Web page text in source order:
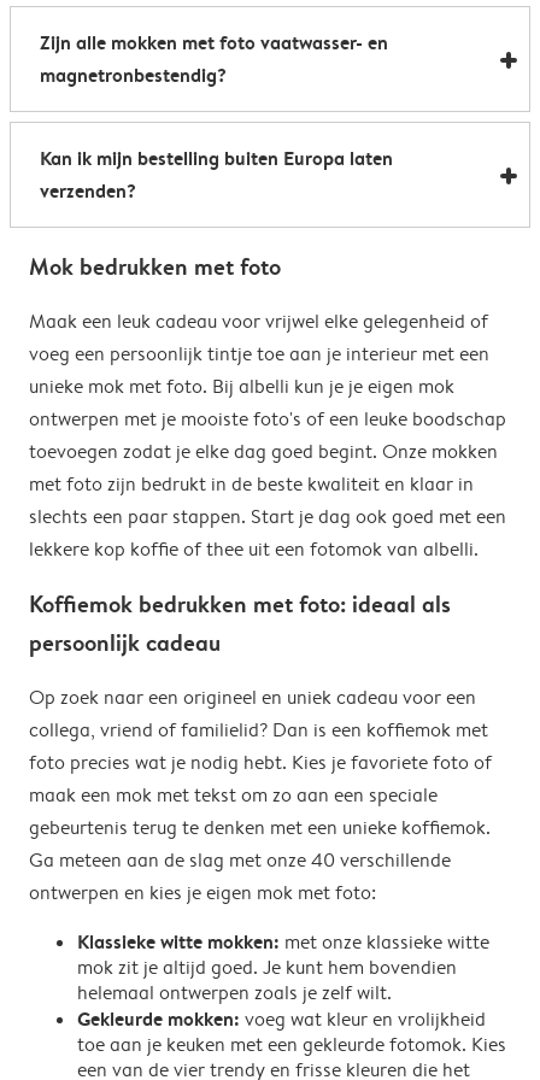
de kantine op het werk te voorzien van stijlvolle
koffiemokken met foto.
Al onze foto mokken hebben de afmetingen 8,2 x 9,5
cm. De inhoud bedraagt 285 ml.
Zijn alle mokken met foto vaatwasser- en
magnetronbestendig?
Bijna allemaal. Onze gepersonaliseerde foto mokken
kunnen zowel in de vaatwasser als in de magnetron.
Heel handig: je kunt er dus uit drinken, je drank
opwarmen en je fotomok na de afwas opnieuw
gebruiken. De enige uitzondering hierop zijn onze
de hand af te wassen om het magische
verrassingseffect zo goed mogelijk te behouden.
Kan ik mijn bestelling buiten Europa laten
verzenden?
afhankelijk van je afleveradres en worden deze tijdens
de verzendkosten voor bestellingen buiten de EU geen
eventuele bijkomende kosten van het land omvatten,
zoals invoerrechten, invoer-btw en douanekosten. Wij
zijn niet verantwoordelijk voor deze kosten. Je kunt
contact opnemen met je lokale douane-autoriteiten
om te zien of er extra kosten moeten worden betaald
voor je bestelling.
Mok bedrukken met foto
Maak een leuk cadeau voor vrijwel elke gelegenheid of
voeg een persoonlijk tintje toe aan je interieur met een
unieke mok met foto. Bij albelli kun je je eigen mok
ontwerpen met je mooiste foto's of een leuke boodschap
toevoegen zodat je elke dag goed begint. Onze mokken
met foto zijn bedrukt in de beste kwaliteit en klaar in
slechts een paar stappen. Start je dag ook goed met een
lekkere kop koffie of thee uit een fotomok van albelli.
Koffiemok bedrukken met foto: ideaal als
persoonlijk cadeau
Op zoek naar een origineel en uniek cadeau voor een
collega, vriend of familielid? Dan is een koffiemok met
foto precies wat je nodig hebt. Kies je favoriete foto of
maak een mok met tekst om zo aan een speciale
gebeurtenis terug te denken met een unieke koffiemok.
Ga meteen aan de slag met onze 40 verschillende
ontwerpen en kies je eigen mok met foto:
Klassieke witte mokken: met onze klassieke witte
mok zit je altijd goed. Je kunt hem bovendien
helemaal ontwerpen zoals je zelf wilt.
Gekleurde mokken: voeg wat kleur en vrolijkheid
toe aan je keuken met een gekleurde fotomok. Kies
een van de vier trendy en frisse kleuren die het